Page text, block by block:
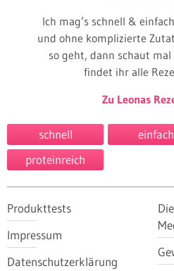
Ich mag’s schnell &
und ohne komplizierte
so geht, dann schaut
findet ihr alle
Zu Leonas
schnell einfach
proteinreich
Produkttests
Impressum
Datenschutzerklärung